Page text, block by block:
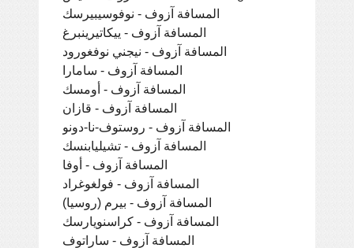
المسافة آزوف - نوفوسيبيرسك
المسافة آزوف - ييكاتيرينبرغ
المسافة آزوف - نيجني نوفغورود
المسافة آزوف - سامارا
المسافة آزوف - أومسك
المسافة آزوف - قازان
المسافة آزوف - روستوف-نا-دونو
المسافة آزوف - تشيليابنسك
المسافة آزوف - أوفا
المسافة آزوف - فولغوغراد
المسافة آزوف - بيرم (روسيا)
المسافة آزوف - كراسنويارسك
المسافة آزوف - ساراتوف